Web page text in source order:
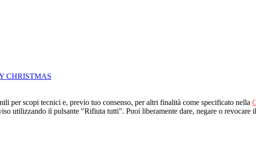
CHRISTMAS
per scopi tecnici e, previo tuo consenso, per altri finalità come specificato nella
utilizzando il pulsante "Rifiuta tutti". Puoi liberamente dare, negare o revocare